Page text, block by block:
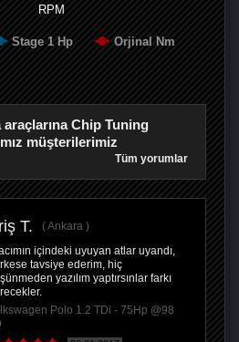
RPM
Stage 1 Hp
Orjinal Nm
Chip Tuning
müşterilerimiz
Tüm yorumlar
T.
Ankara
içindeki uyuyan atlar uyandı,
tavsiye ederim, hiç
yazılım yaptırsınlar farkı
Polo 1.2 TDi - 75Hp @98